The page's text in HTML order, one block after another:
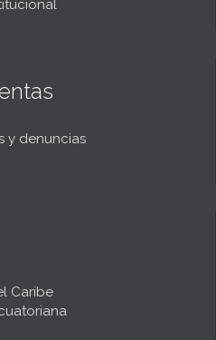
y denuncias
Caribe